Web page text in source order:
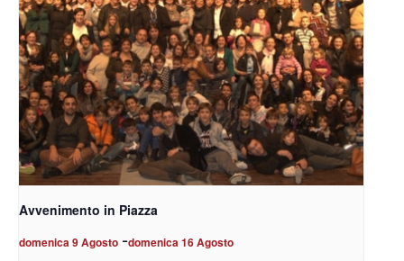
Avvenimento in Piazza
domenica 9 Agosto -domenica 16 Agosto